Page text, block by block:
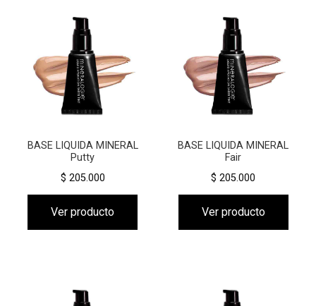
BASE LIQUIDA MINERAL
Putty
$ 205.000
Ver producto
BASE LIQUIDA MINERAL
Fair
$ 205.000
Ver producto